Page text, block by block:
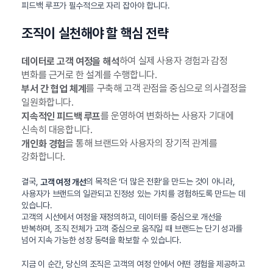
피드백 루프가 필수적으로 자리 잡아야 합니다.
조직이 실천해야 할 핵심 전략
데이터로 고객 여정을 해석하여 실제 사용자 경험과 감정
변화를 근거로 한 설계를 수행합니다.
부서 간 협업 체계를 구축해 고객 관점을 중심으로 의사결정을
일원화합니다.
지속적인 피드백 루프를 운영하여 변화하는 사용자 기대에
신속히 대응합니다.
개인화 경험을 통해 브랜드와 사용자의 장기적 관계를
강화합니다.
결국, 고객 여정 개선의 목적은 ‘더 많은 전환’을 만드는 것이 아니라,
사용자가 브랜드의 일관되고 진정성 있는 가치를 경험하도록 만드는 데
있습니다.
고객의 시선에서 여정을 재정의하고, 데이터를 중심으로 개선을
반복하며, 조직 전체가 고객 중심으로 움직일 때 브랜드는 단기 성과를
넘어 지속 가능한 성장 동력을 확보할 수 있습니다.
지금 이 순간, 당신의 조직은 고객의 여정 안에서 어떤 경험을 제공하고